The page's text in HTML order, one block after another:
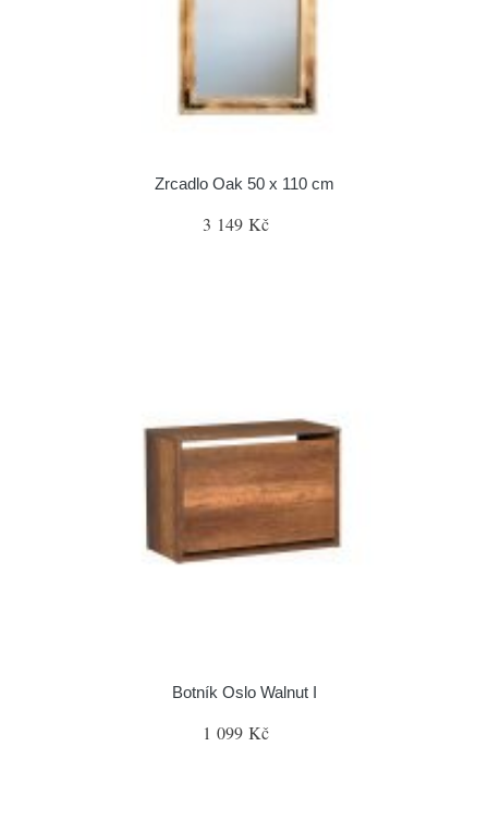
Zrcadlo Oak 50 x 110 cm
3 149 Kč
Botník Oslo Walnut I
1 099 Kč